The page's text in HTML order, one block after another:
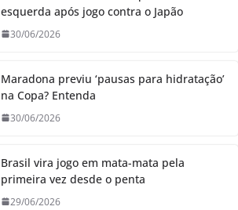
esquerda após jogo contra o Japão
30/06/2026
Maradona previu ‘pausas para hidratação’
na Copa? Entenda
30/06/2026
Brasil vira jogo em mata-mata pela
primeira vez desde o penta
29/06/2026